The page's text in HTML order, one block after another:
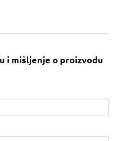
i mišljenje o proizvodu